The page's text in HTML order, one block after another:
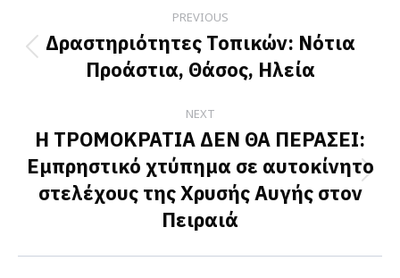
navigation
PREVIOUS
Previous
post:
Δραστηριότητες Τοπικών: Νότια
Προάστια, Θάσος, Ηλεία
NEXT
Next
post:
Η ΤΡΟΜΟΚΡΑΤΙΑ ΔΕΝ ΘΑ ΠΕΡΑΣΕΙ:
Εμπρηστικό χτύπημα σε αυτοκίνητο
στελέχους της Χρυσής Αυγής στον
Πειραιά